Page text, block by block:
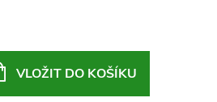
VLOŽIT DO KOŠÍKU